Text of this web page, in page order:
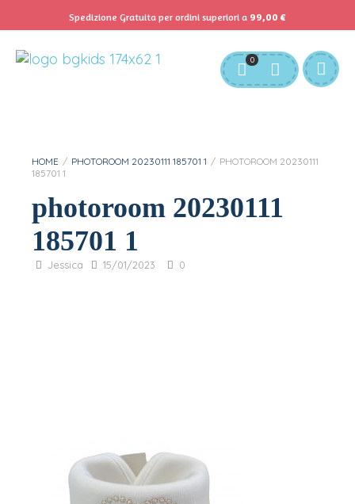
Servizio Clienti: info@bgkids.it +39 345 627 9165
Download APP B&G Kids
0
HOME / PHOTOROOM 20230111 185701 1 / PHOTOROOM 20230111
185701 1
photoroom 20230111
185701 1
Jessica 15/01/2023 0
Spedizione Gratuita per ordini superiori a 99,00 €